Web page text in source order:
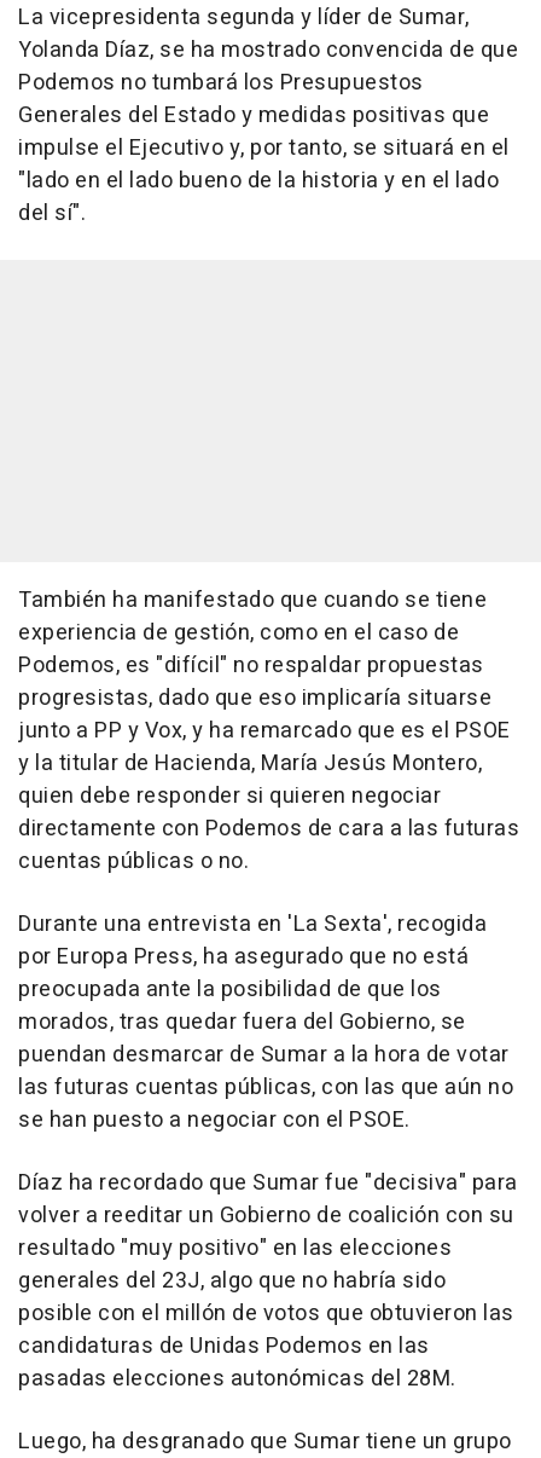
La vicepresidenta segunda y líder de Sumar,
Yolanda Díaz, se ha mostrado convencida de que
Podemos no tumbará los Presupuestos
Generales del Estado y medidas positivas que
impulse el Ejecutivo y, por tanto, se situará en el
"lado en el lado bueno de la historia y en el lado
del sí".
También ha manifestado que cuando se tiene
experiencia de gestión, como en el caso de
Podemos, es "difícil" no respaldar propuestas
progresistas, dado que eso implicaría situarse
junto a PP y Vox, y ha remarcado que es el PSOE
y la titular de Hacienda, María Jesús Montero,
quien debe responder si quieren negociar
directamente con Podemos de cara a las futuras
cuentas públicas o no.
Durante una entrevista en 'La Sexta', recogida
por Europa Press, ha asegurado que no está
preocupada ante la posibilidad de que los
morados, tras quedar fuera del Gobierno, se
puendan desmarcar de Sumar a la hora de votar
las futuras cuentas públicas, con las que aún no
se han puesto a negociar con el PSOE.
Díaz ha recordado que Sumar fue "decisiva" para
volver a reeditar un Gobierno de coalición con su
resultado "muy positivo" en las elecciones
generales del 23J, algo que no habría sido
posible con el millón de votos que obtuvieron las
candidaturas de Unidas Podemos en las
pasadas elecciones autonómicas del 28M.
Luego, ha desgranado que Sumar tiene un grupo